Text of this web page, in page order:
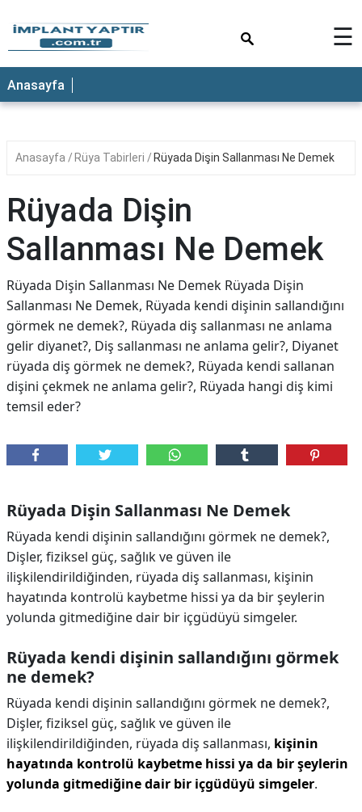
☰
Anasayfa
Anasayfa Rüya Tabirleri Rüyada Dişin Sallanması Ne Demek
Rüyada Dişin
Sallanması Ne Demek
Rüyada Dişin Sallanması Ne Demek Rüyada Dişin
Sallanması Ne Demek, Rüyada kendi dişinin sallandığını
görmek ne demek?, Rüyada diş sallanması ne anlama
gelir diyanet?, Diş sallanması ne anlama gelir?, Diyanet
rüyada diş görmek ne demek?, Rüyada kendi sallanan
dişini çekmek ne anlama gelir?, Rüyada hangi diş kimi
temsil eder?
Rüyada Dişin Sallanması Ne Demek
Rüyada kendi dişinin sallandığını görmek ne demek?,
Dişler, fiziksel güç, sağlık ve güven ile
ilişkilendirildiğinden, rüyada diş sallanması, kişinin
hayatında kontrolü kaybetme hissi ya da bir şeylerin
yolunda gitmediğine dair bir içgüdüyü simgeler.
Rüyada kendi dişinin sallandığını görmek
ne demek?
Rüyada kendi dişinin sallandığını görmek ne demek?,
Dişler, fiziksel güç, sağlık ve güven ile
ilişkilendirildiğinden, rüyada diş sallanması, kişinin
hayatında kontrolü kaybetme hissi ya da bir şeylerin
yolunda gitmediğine dair bir içgüdüyü simgeler.